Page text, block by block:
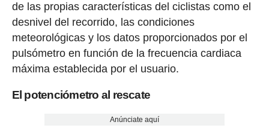
de las propias características del ciclistas como el
desnivel del recorrido, las condiciones
meteorológicas y los datos proporcionados por el
pulsómetro en función de la frecuencia cardiaca
máxima establecida por el usuario.
El potenciómetro al rescate
Anúnciate aquí